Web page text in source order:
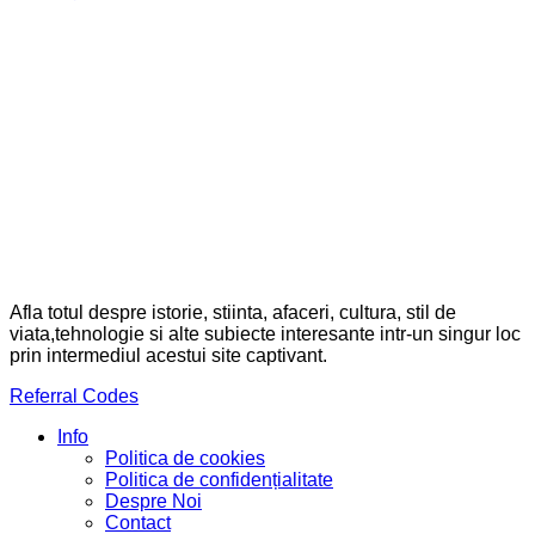
Afla totul despre istorie, stiinta, afaceri, cultura, stil de
viata,tehnologie si alte subiecte interesante intr-un singur loc
prin intermediul acestui site captivant.
Referral Codes
Info
Politica de cookies
Politica de confidențialitate
Despre Noi
Contact